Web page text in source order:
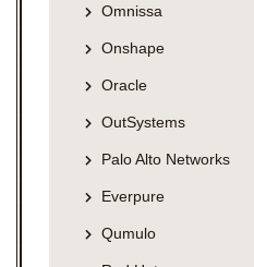
Omnissa
Onshape
Oracle
OutSystems
Palo Alto Networks
Everpure
Qumulo